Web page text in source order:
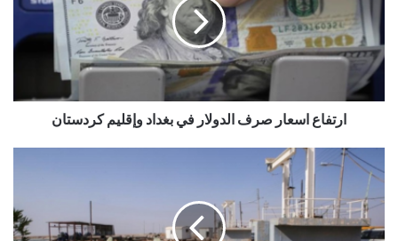
ارتفاع اسعار صرف الدولار في بغداد وإقليم كردستان